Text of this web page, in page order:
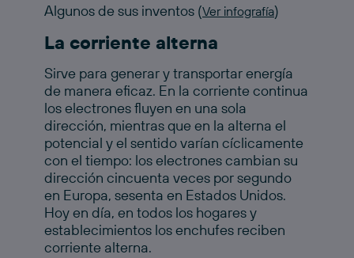
Algunos de sus inventos (Ver infografía)
La corriente alterna
Sirve para generar y transportar energía
de manera eficaz. En la corriente continua
los electrones fluyen en una sola
dirección, mientras que en la alterna el
potencial y el sentido varían cíclicamente
con el tiempo: los electrones cambian su
dirección cincuenta veces por segundo
en Europa, sesenta en Estados Unidos.
Hoy en día, en todos los hogares y
establecimientos los enchufes reciben
corriente alterna.